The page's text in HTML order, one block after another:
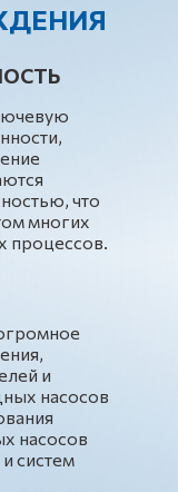
что
многих
процессов.
и
насосов
насосов
систем